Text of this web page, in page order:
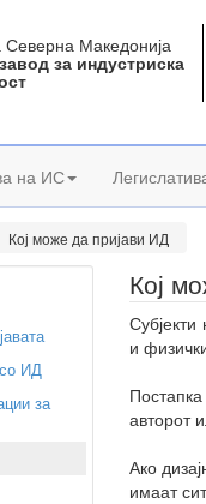
Северна Македонија
за индустриска
на ИС
Кој може да пријави ИД
ИД
за
Кој
и
авторот
Ако
имаат